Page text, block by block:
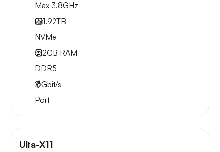
Max 3.8GHz
2x1.92TB
NVMe
512GB RAM
DDR5
2Gbit/s
Port
Ulta-X11